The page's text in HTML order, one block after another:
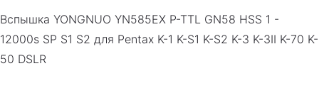
Гарантия : Фирменная гарантия 1 год
Ведущее
Вспышка YONGNUO YN585EX P-TTL GN58 HSS 1 -
12000s SP S1 S2 для Pentax K-1 K-S1 K-S2 K-3 K-3II K-70 K-
50 DSLR